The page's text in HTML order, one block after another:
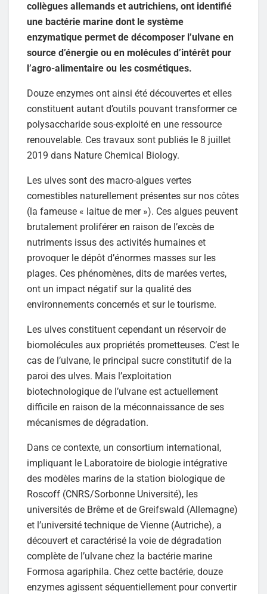
collègues allemands et autrichiens, ont identifié
une bactérie marine dont le système
enzymatique permet de décomposer l’ulvane en
source d’énergie ou en molécules d’intérêt pour
l’agro-alimentaire ou les cosmétiques.
Douze enzymes ont ainsi été découvertes et elles
constituent autant d’outils pouvant transformer ce
polysaccharide sous-exploité en une ressource
renouvelable. Ces travaux sont publiés le 8 juillet
2019 dans Nature Chemical Biology.
Les ulves sont des macro-algues vertes
comestibles naturellement présentes sur nos côtes
(la fameuse « laitue de mer »). Ces algues peuvent
brutalement proliférer en raison de l’excès de
nutriments issus des activités humaines et
provoquer le dépôt d’énormes masses sur les
plages. Ces phénomènes, dits de marées vertes,
ont un impact négatif sur la qualité des
environnements concernés et sur le tourisme.
Les ulves constituent cependant un réservoir de
biomolécules aux propriétés prometteuses. C’est le
cas de l’ulvane, le principal sucre constitutif de la
paroi des ulves. Mais l’exploitation
biotechnologique de l’ulvane est actuellement
difficile en raison de la méconnaissance de ses
mécanismes de dégradation.
Dans ce contexte, un consortium international,
impliquant le Laboratoire de biologie intégrative
des modèles marins de la station biologique de
Roscoff (CNRS/Sorbonne Université), les
universités de Brême et de Greifswald (Allemagne)
et l’université technique de Vienne (Autriche), a
découvert et caractérisé la voie de dégradation
complète de l’ulvane chez la bactérie marine
Formosa agariphila. Chez cette bactérie, douze
enzymes agissent séquentiellement pour convertir